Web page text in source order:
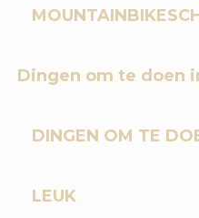
Dingen om te doen
DINGEN OM TE
LEUK